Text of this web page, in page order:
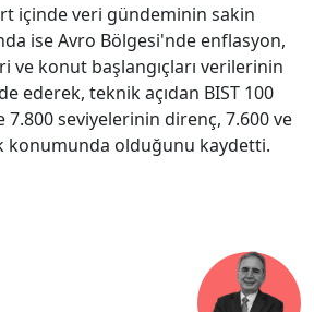
içinde veri gündeminin sakin
ise Avro Bölgesi'nde enflasyon,
ve konut başlangıçları verilerinin
ederek, teknik açıdan BIST 100
7.800 seviyelerinin direnç, 7.600 ve
konumunda olduğunu kaydetti.